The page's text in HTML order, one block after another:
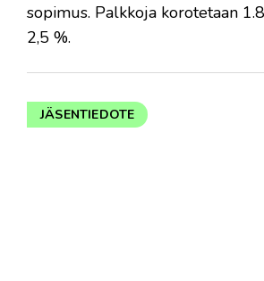
sopimus. Palkkoja korotetaan
2,5 %.
JÄSENTIEDOTE